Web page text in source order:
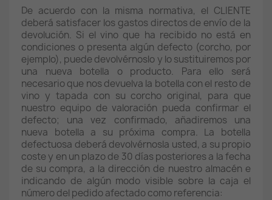
De acuerdo con la misma normativa, el CLIENTE
deberá satisfacer los gastos directos de envío de la
devolución. Si el vino que ha recibido no está en
condiciones o presenta algún defecto (corcho, por
ejemplo), puede devolvérnoslo y lo sustituiremos por
una nueva botella o producto. Para ello será
necesario que nos devuelva la botella con el resto de
vino y tapada con su corcho original, para que
nuestro equipo de valoración pueda confirmar el
defecto; una vez confirmado, añadiremos una
nueva botella a su próxima compra. La botella
defectuosa deberá devolvérnosla usted, a su propio
coste y en un plazo de 30 días posteriores a la fecha
de su compra, a la dirección de nuestro almacén e
indicando de algún modo visible sobre la caja el
número del pedido afectado como referencia: